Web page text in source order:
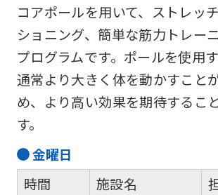
コアポールを用いて、ストレッ
ショニング、簡単な筋力トレー
プログラムです。ポールを使用す
通常より大きく体を動かすこと
め、より高い効果を期待するこ
す。
金曜日
時間
施設名
(start
to
return
top